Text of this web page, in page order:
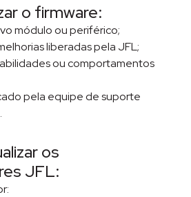
o firmware:
módulo ou periférico;
liberadas pela JFL;
ou comportamentos
pela equipe de suporte
os
JFL: